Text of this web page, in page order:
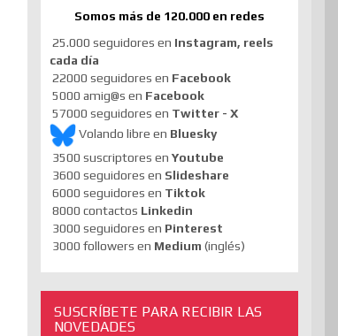
Somos más de 120.000 en redes
25.000 seguidores en Instagram, reels
cada día
22000 seguidores en Facebook
5000 amig@s en Facebook
57000 seguidores en Twitter - X
Volando libre en Bluesky
3500 suscriptores en Youtube
3600 seguidores en Slideshare
6000 seguidores en Tiktok
8000 contactos Linkedin
3000 seguidores en Pinterest
3000 followers en Medium (inglés)
SUSCRÍBETE PARA RECIBIR LAS
NOVEDADES